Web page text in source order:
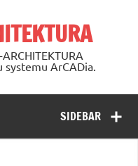
systemu ArCADia.
SIDEBAR